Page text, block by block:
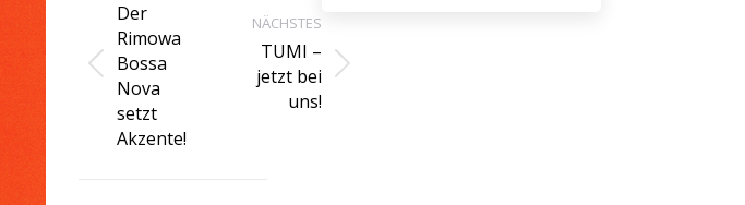
Vorheriger
Beitrag:
Der
Rimowa
Bossa
Nova
setzt
Akzente!
NÄCHSTES
Nächster
Beitrag:
TUMI –
jetzt bei
uns!